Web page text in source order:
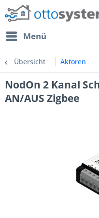
Menü
Übersicht Aktoren
NodOn 2 Kanal
AN/AUS Zigbee